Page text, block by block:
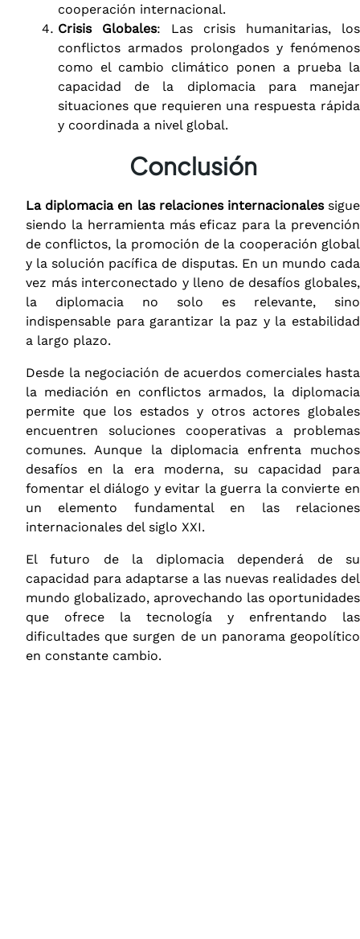
cooperación internacional.
Crisis Globales: Las crisis humanitarias, los
conflictos armados prolongados y fenómenos
como el cambio climático ponen a prueba la
capacidad de la diplomacia para manejar
situaciones que requieren una respuesta rápida
y coordinada a nivel global.
Conclusión
La diplomacia en las relaciones internacionalessigue
siendo la herramienta más eficaz para la prevención
de conflictos, la promoción de la cooperación global
y la solución pacífica de disputas. En un mundo cada
vez más interconectado y lleno de desafíos globales,
la diplomacia no solo es relevante, sino
indispensable para garantizar la paz y la estabilidad
a largo plazo.
Desde la negociación de acuerdos comerciales hasta
la mediación en conflictos armados, la diplomacia
permite que los estados y otros actores globales
encuentren soluciones cooperativas a problemas
comunes. Aunque la diplomacia enfrenta muchos
desafíos en la era moderna, su capacidad para
fomentar el diálogo y evitar la guerra la convierte en
un elemento fundamental en las relaciones
internacionales del siglo XXI.
El futuro de la diplomacia dependerá de su
capacidad para adaptarse a las nuevas realidades del
mundo globalizado, aprovechando las oportunidades
que ofrece la tecnología y enfrentando las
dificultades que surgen de un panorama geopolítico
en constante cambio.